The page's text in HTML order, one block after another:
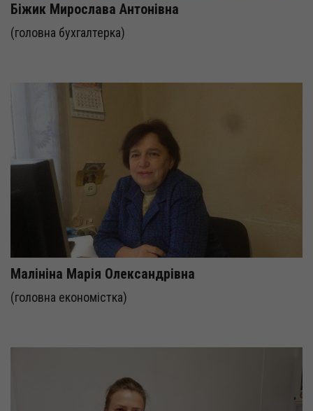
Біжик Мирослава Антонівна
(головна бухгалтерка)
Малініна Марія Олександрівна
(головна економістка)